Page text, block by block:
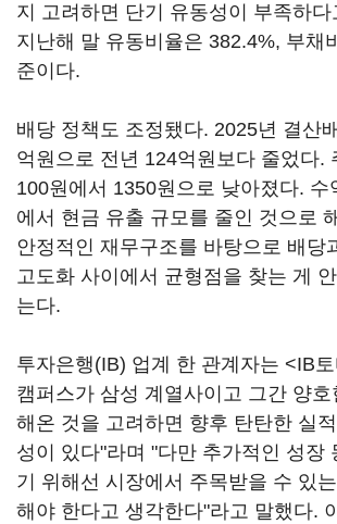
지 고려하면 단기 유동성이 부족하
지난해 말 유동비율은 382.4%, 부채
준이다.
배당 정책도 조정됐다. 2025년 결산
억원으로 전년 124억원보다 줄었다.
100원에서 1350원으로 낮아졌다. 수
에서 현금 유출 규모를 줄인 것으로
안정적인 재무구조를 바탕으로 배당
고도화 사이에서 균형점을 찾는 게
는다.
투자은행(IB) 업계 한 관계자는 <IB토
캠퍼스가 삼성 계열사이고 그간 양
해온 것을 고려하면 향후 탄탄한 실
성이 있다"라며 "다만 추가적인 성장
기 위해선 시장에서 주목받을 수 있
해야 한다고 생각한다"라고 말했다.